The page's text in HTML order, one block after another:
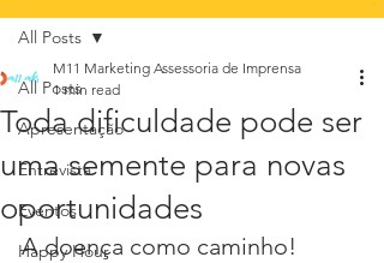
All Posts
Apresentação
Entrevista
Eventos
Happy Hour
All Posts
Toda dificuldade pode ser
uma semente para novas
oportunidades
M11 Marketing Assessoria de Imprensa
1 min read
A doença como caminho!